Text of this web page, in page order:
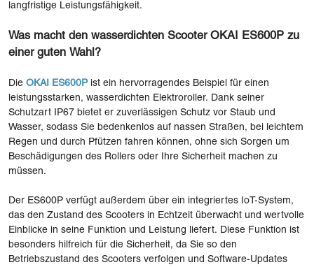
langfristige Leistungsfähigkeit.
Was macht den wasserdichten Scooter OKAI ES600P zu
einer guten Wahl?
Die OKAI ES600Pist ein hervorragendes Beispiel für einen
leistungsstarken, wasserdichten Elektroroller. Dank seiner
Schutzart IP67 bietet er zuverlässigen Schutz vor Staub und
Wasser, sodass Sie bedenkenlos auf nassen Straßen, bei leichtem
Regen und durch Pfützen fahren können, ohne sich Sorgen um
Beschädigungen des Rollers oder Ihre Sicherheit machen zu
müssen.
Der ES600P verfügt außerdem über ein integriertes IoT-System,
das den Zustand des Scooters in Echtzeit überwacht und wertvolle
Einblicke in seine Funktion und Leistung liefert. Diese Funktion ist
besonders hilfreich für die Sicherheit, da Sie so den
Betriebszustand des Scooters verfolgen und Software-Updates